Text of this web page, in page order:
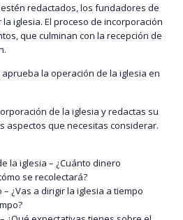
redactados, los fundadores de
iglesia. El proceso de incorporación
que culminan con la recepción de
la operación de la iglesia en
de la iglesia y redactas su
aspectos que necesitas considerar.
la iglesia – ¿Cuánto dinero
se recolectará?
¿Vas a dirigir la iglesia a tiempo